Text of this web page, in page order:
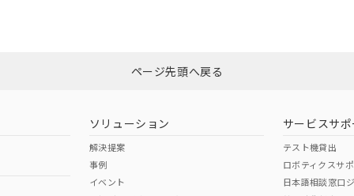
n: 20mm以上
ダウンロードはこちら
（日本
（アメリカ
ページ先頭へ戻る
ソリューション
解決提案
事例
イベント
サービスサポ
テスト機貸出
ロボティクスサ
日本語相談窓口